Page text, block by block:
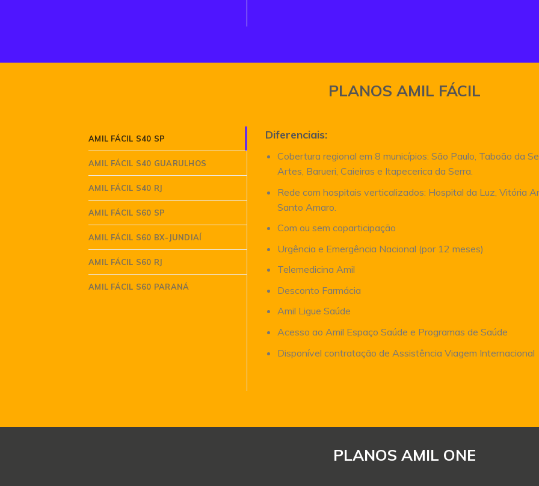
PLANOS AMIL FÁCIL
AMIL FÁCIL S40 SP
AMIL FÁCIL S40 GUARULHOS
AMIL FÁCIL S40 RJ
AMIL FÁCIL S60 SP
AMIL FÁCIL S60 BX-JUNDIAÍ
AMIL FÁCIL S60 RJ
AMIL FÁCIL S60 PARANÁ
Diferenciais:
Cobertura regional em 8 municípios: São Paulo, Taboão da
Artes, Barueri, Caieiras e Itapecerica da Serra.
Rede com hospitais verticalizados: Hospital da Luz, Vitória
Santo Amaro.
Com ou sem coparticipação
Urgência e Emergência Nacional (por 12 meses)
Telemedicina Amil
Desconto Farmácia
Amil Ligue Saúde
Acesso ao Amil Espaço Saúde e Programas de Saúde
Disponível contratação de Assistência Viagem Internacional
PLANOS AMIL ONE